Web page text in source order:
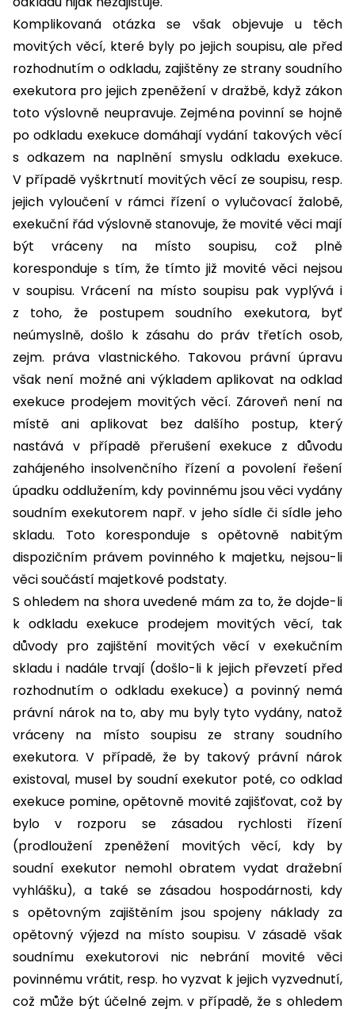
Komplikovaná otázka se však objevuje u těch
movitých věcí, které byly po jejich soupisu, ale před
rozhodnutím o odkladu, zajištěny ze strany soudního
exekutora pro jejich zpeněžení v dražbě, když zákon
toto výslovně neupravuje. Zejména povinní se hojně
po odkladu exekuce domáhají vydání takových věcí
s odkazem na naplnění smyslu odkladu exekuce.
V případě vyškrtnutí movitých věcí ze soupisu, resp.
jejich vyloučení v rámci řízení o vylučovací žalobě,
exekuční řád výslovně stanovuje, že movité věci mají
být vráceny na místo soupisu, což plně
koresponduje s tím, že tímto již movité věci nejsou
v soupisu. Vrácení na místo soupisu pak vyplývá i
z toho, že postupem soudního exekutora, byť
neúmyslně, došlo k zásahu do práv třetích osob,
zejm. práva vlastnického. Takovou právní úpravu
však není možné ani výkladem aplikovat na odklad
exekuce prodejem movitých věcí. Zároveň není na
místě ani aplikovat bez dalšího postup, který
nastává v případě přerušení exekuce z důvodu
zahájeného insolvenčního řízení a povolení řešení
úpadku oddlužením, kdy povinnému jsou věci vydány
soudním exekutorem např. v jeho sídle či sídle jeho
skladu. Toto koresponduje s opětovně nabitým
dispozičním právem povinného k majetku, nejsou-li
věci součástí majetkové podstaty.
S ohledem na shora uvedené mám za to, že dojde-li
k odkladu exekuce prodejem movitých věcí, tak
důvody pro zajištění movitých věcí v exekučním
skladu i nadále trvají (došlo-li k jejich převzetí před
rozhodnutím o odkladu exekuce) a povinný nemá
právní nárok na to, aby mu byly tyto vydány, natož
vráceny na místo soupisu ze strany soudního
exekutora. V případě, že by takový právní nárok
existoval, musel by soudní exekutor poté, co odklad
exekuce pomine, opětovně movité zajišťovat, což by
bylo v rozporu se zásadou rychlosti řízení
(prodloužení zpeněžení movitých věcí, kdy by
soudní exekutor nemohl obratem vydat dražební
vyhlášku), a také se zásadou hospodárnosti, kdy
s opětovným zajištěním jsou spojeny náklady za
opětovný výjezd na místo soupisu. V zásadě však
soudnímu exekutorovi nic nebrání movité věci
povinnému vrátit, resp. ho vyzvat k jejich vyzvednutí,
což může být účelné zejm. v případě, že s ohledem